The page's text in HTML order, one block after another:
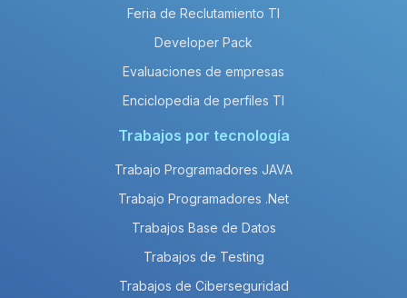
Feria de Reclutamiento TI
Developer Pack
Evaluaciones de empresas
Enciclopedia de perfiles TI
Trabajos por tecnología
Trabajo Programadores JAVA
Trabajo Programadores .Net
Trabajos Base de Datos
Trabajos de Testing
Trabajos de Ciberseguridad